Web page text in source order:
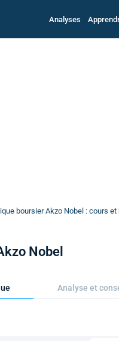
Analyses
boursier Akzo Nobel : cours
Nobel
Analyse et